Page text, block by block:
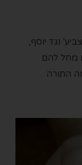
נגד יוסף,
מחל להם
התורה